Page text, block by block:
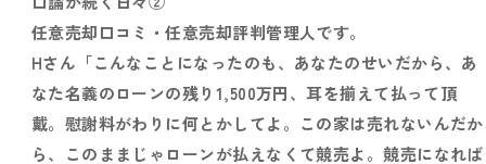
任意売却口コミ・任意売却評判管理人です。
Hさん「こんなことになったのも、あなたのせいだから、あ
なた名義のローンの残り1,500万円、耳を揃えて払って頂
戴。慰謝料がわりに何とかしてよ。この家は売れないんだか
ら、このままじゃローンが払えなくて競売よ。競売になれば